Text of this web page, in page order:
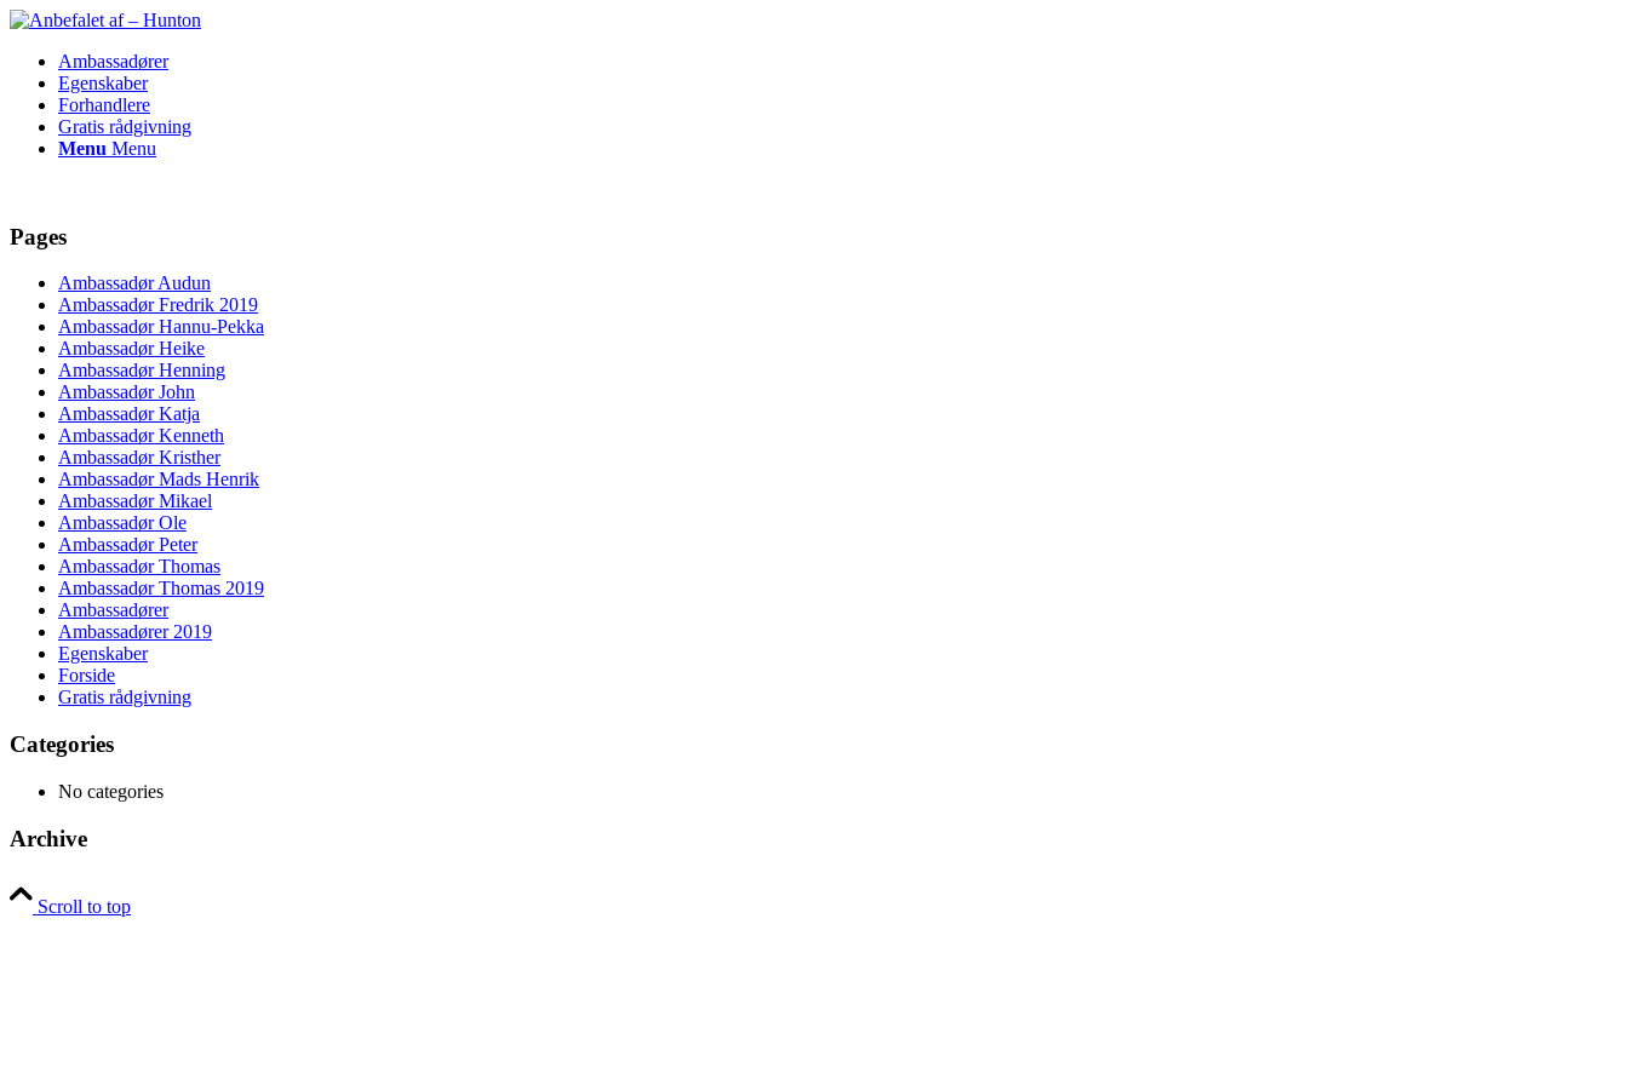
Ambassadører
Egenskaber
Forhandlere
Gratis rådgivning
Menu Menu
Pages
Ambassadør Audun
Ambassadør Fredrik 2019
Ambassadør Hannu-Pekka
Ambassadør Heike
Ambassadør Henning
Ambassadør John
Ambassadør Katja
Ambassadør Kenneth
Ambassadør Kristher
Ambassadør Mads Henrik
Ambassadør Mikael
Ambassadør Ole
Ambassadør Peter
Ambassadør Thomas
Ambassadør Thomas 2019
Ambassadører
Ambassadører 2019
Egenskaber
Forside
Gratis rådgivning
Categories
No categories
Archive
Scroll to top